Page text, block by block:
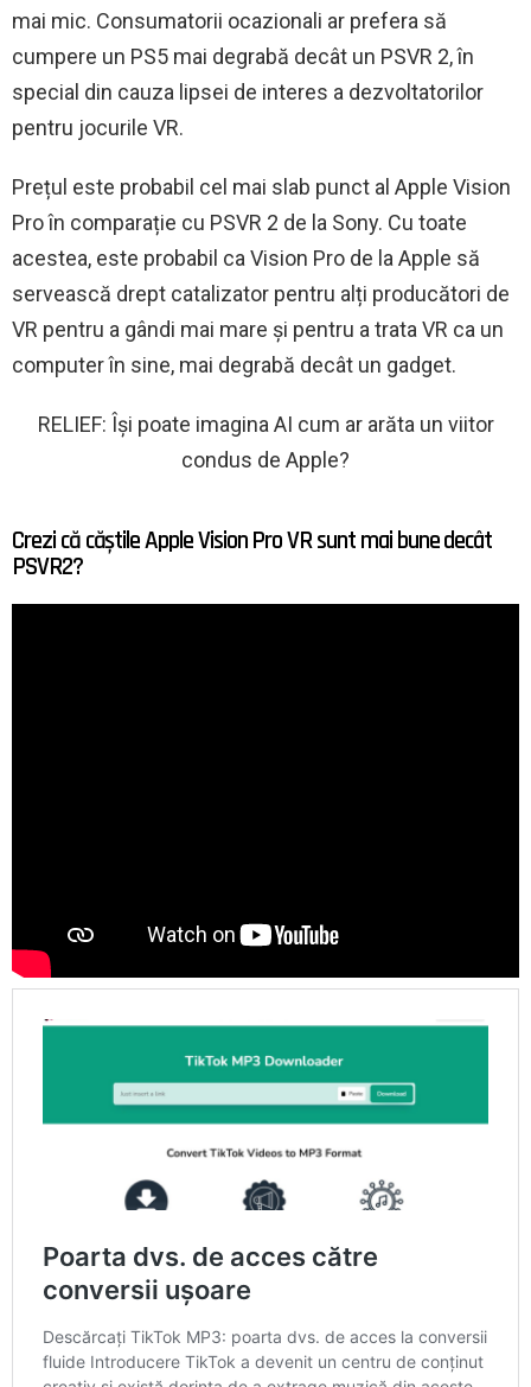
mai mic. Consumatorii ocazionali ar prefera să
cumpere un PS5 mai degrabă decât un PSVR 2, în
special din cauza lipsei de interes a dezvoltatorilor
pentru jocurile VR.
Prețul este probabil cel mai slab punct al Apple Vision
Pro în comparație cu PSVR 2 de la Sony. Cu toate
acestea, este probabil ca Vision Pro de la Apple să
servească drept catalizator pentru alți producători de
VR pentru a gândi mai mare și pentru a trata VR ca un
computer în sine, mai degrabă decât un gadget.
RELIEF: Își poate imagina AI cum ar arăta un viitor
condus de Apple?
Crezi că căștile Apple Vision Pro VR sunt mai bune decât
PSVR2?